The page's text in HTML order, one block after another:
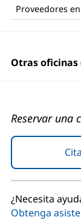
Proveedores
Otras oficinas
Reservar una
¿Necesita
Obtenga